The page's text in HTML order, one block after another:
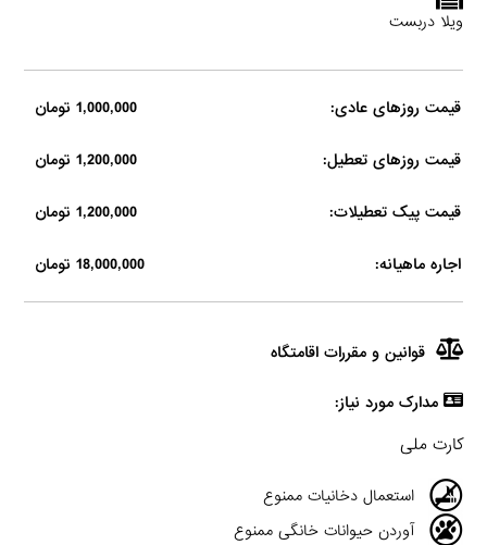
ویلا دربست
قیمت روزهای عادی: 1,000,000 تومان
قیمت روزهای تعطیل: 1,200,000 تومان
قیمت پیک تعطیلات: 1,200,000 تومان
اجاره ماهیانه: 18,000,000 تومان
قوانین و مقررات اقامتگاه
مدارک مورد نیاز:
کارت ملی
استعمال دخانیات ممنوع
آوردن حیوانات خانگی ممنوع